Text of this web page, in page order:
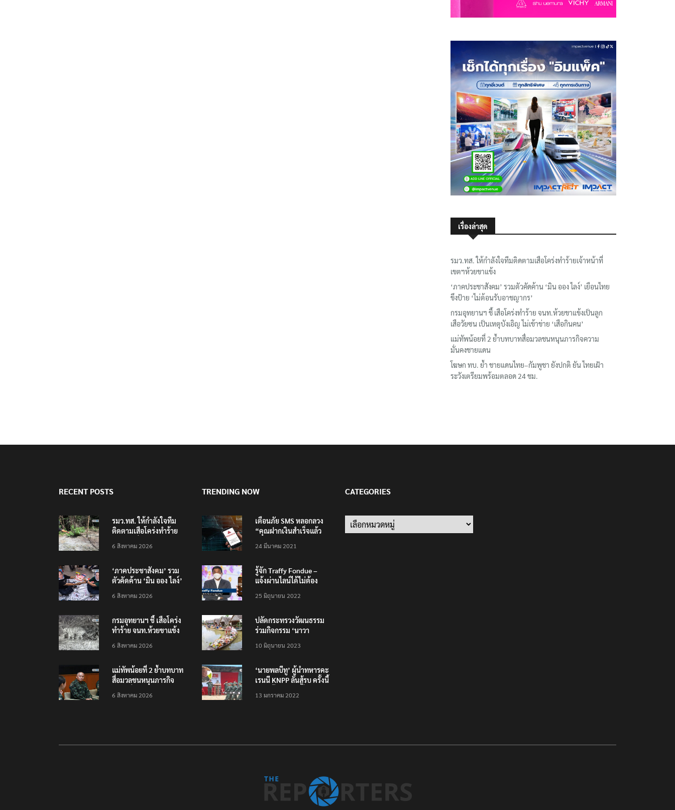
เรื่องล่าสุด
รมว.ทส. ให้กำลังใจทีมติดตามเสือโคร่งทำร้ายเจ้าหน้าที่
เขตฯห้วยขาแข้ง
‘ภาคประชาสังคม’ รวมตัวคัดค้าน ‘มิน ออง ไลง์’ เยือนไทย
ขึงป้าย ‘ไม่ต้อนรับอาชญากร’
กรมอุทยานฯ ชี้ เสือโคร่งทำร้าย จนท.ห้วยขาแข้งเป็นลูก
เสือวัยซน เป็นเหตุบังเอิญ ไม่เข้าข่าย ‘เสือกินคน’
แม่ทัพน้อยที่ 2 ย้ำบทบาทสื่อมวลชนหนุนภารกิจความ
มั่นคงชายแดน
โฆษก ทบ. ย้ำ ชายแดนไทย–กัมพูชา ยังปกติ ยัน ไทยเฝ้า
ระวังเตรียมพร้อมตลอด 24 ชม.
RECENT POSTS
รมว.ทส. ให้กำลังใจทีม
ติดตามเสือโคร่งทำร้าย
6 สิงหาคม 2026
‘ภาคประชาสังคม’ รวม
ตัวคัดค้าน ‘มิน ออง ไลง์’
ต้อนรับอาชญากร’
6 สิงหาคม 2026
กรมอุทยานฯ ชี้ เสือโคร่ง
ทำร้าย จนท.ห้วยขาแข้ง
บังเอิญ ไม่เข้าข่าย ‘เสือ
6 สิงหาคม 2026
แม่ทัพน้อยที่ 2 ย้ำบทบาท
สื่อมวลชนหนุนภารกิจ
6 สิงหาคม 2026
TRENDING NOW
เตือนภัย SMS หลอกลวง
“คุณฝากเงินสำเร็จแล้ว
200,000 บาท”
24 มีนาคม 2021
รู้จัก Traffy Fondue –
แจ้งผ่านไลน์ได้ไม่ต้อง
ทั่วไทย ไม่ใช่แค่ในกรุง
25 มิถุนายน 2022
ปลัดกระทรวงวัฒนธรรม
ร่วมกิจกรรม ‘นาวา
ตักบาตรทางน้ำ
10 มิถุนายน 2023
‘นายพลบีทู’ ผู้นำทหารคะ
เรนนี KNPP ลั่นสู้รบ ครั้งนี้
ประชาชนต้องชนะ
13 มกราคม 2022
CATEGORIES
Categories